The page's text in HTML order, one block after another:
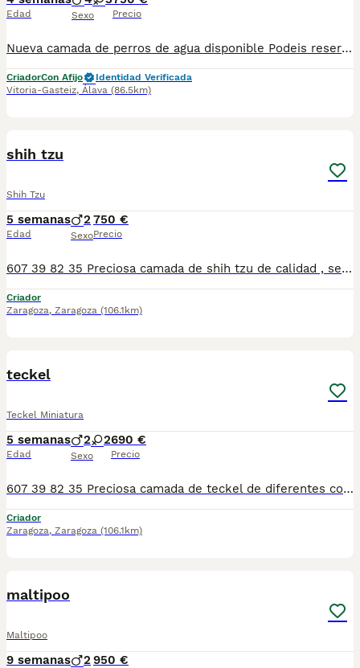
Edad Sexo Precio
Nueva camada de perros de agua disponible Podeis reservar vuestro cachorro Disponemos de machos y hembras Algunos rabones de nacimiento Somos núcleo zoologico y criamos en ambiente familiar y colaboramos en con otros núcleos zoológicos Estamos en Segovia/Valladolid 📍 Se entregan al día con cartilla provisional desparataciones, cacunas correspondientes Pasaporte y chip pago a parte Garantias por escrito Posibilidad de envio contrareembolso con chofer de confianza Si estas pensando en aumentar la familia no lo Dudes ... Informate sin compromiso 34 635 87 39 14☎️☎️☎️
CriadorCon Afijo
Identidad Verificada
Vitoria-Gasteiz, Álava (86.5km)
shih tzu
Shih Tzu
5 semanas
Edad
2
Sexo
750 €
Precio
607 39 82 35 Preciosa camada de shih tzu de calidad , se entregan con sus vacunas correspondientes, desparasitados interna y externamente, pasaporte y microchip, contrato de garantia de salud. preferiblemente recogida en mano pero también podemos entregar en toda España mediante transporte de alta calidad preparado para animales y con chofer particular con posibilidad de pago contra reembolso Llámanos o háblanos por whats app, Teléfono 607 39 82 35
Criador
Zaragoza, Zaragoza (106.1km)
teckel
Teckel Miniatura
5 semanas
Edad
2 2
Sexo
690 €
Precio
607 39 82 35 Preciosa camada de teckel de diferentes colores y precios , se entregan con sus vacunas correspondientes, desparasitados interna y externamente, pasaporte y microchip, contrato de garantia de salud. preferiblemente recogida en mano pero también podemos entregar en toda España mediante transporte de alta calidad preparado para animales y con chofer particular con posibilidad de pago contra reembolso Llámanos o háblanos por whats app, Teléfono 607 39 82 35
Criador
Zaragoza, Zaragoza (106.1km)
maltipoo
Maltipoo
9 semanas 2950 €